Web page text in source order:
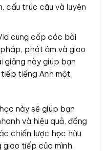
cấu trúc câu và luyện
cung cấp các bài
phát âm và giao
giảng này giúp bạn
tiếng Anh một
này sẽ giúp bạn
và hiệu quả, đồng
chiến lược học hữu
tiếp của mình.